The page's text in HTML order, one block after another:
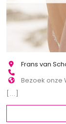
Frans van
Bezoek onze
[...]